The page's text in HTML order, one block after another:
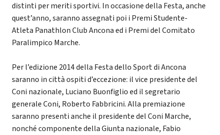
distinti per meriti sportivi. In occasione della Festa, anche
quest’anno, saranno assegnati poi i Premi Studente-
Atleta Panathlon Club Ancona ed i Premi del Comitato
Paralimpico Marche.
Per l’edizione 2014 della Festa dello Sport di Ancona
saranno in città ospiti d’eccezione: il vice presidente del
Coni nazionale, Luciano Buonfiglio ed il segretario
generale Coni, Roberto Fabbricini. Alla premiazione
saranno presenti anche il presidente del Coni Marche,
nonché componente della Giunta nazionale, Fabio